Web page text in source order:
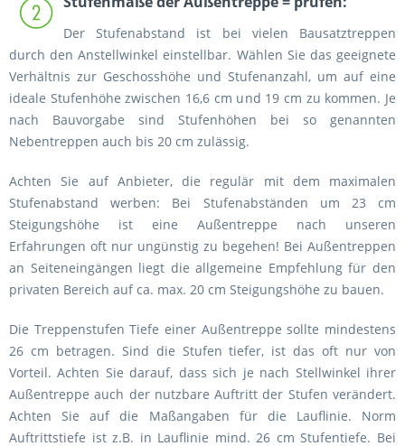
DerStufenabstand ist bei vielen Bausatztreppen
durch den Anstellwinkel einstellbar. Wählen Sie das geeignete
Verhältnis zur Geschosshöhe und Stufenanzahl, um auf eine
ideale Stufenhöhe zwischen 16,6 cm und 19 cm zu kommen. Je
nach Bauvorgabe sind Stufenhöhen bei so genannten
Nebentreppen auch bis 20 cm zulässig.
Achten Sie auf Anbieter, die regulär mit dem maximalen
Stufenabstand werben: Bei Stufenabständen um 23 cm
Steigungshöhe ist eine Außentreppe nach unseren
Erfahrungen oft nur ungünstig zu begehen! Bei Außentreppen
an Seiteneingängen liegt die allgemeine Empfehlung für den
privaten Bereich auf ca. max. 20 cm Steigungshöhe zu bauen.
Die Treppenstufen Tiefe einer Außentreppe sollte mindestens
26 cm betragen. Sind die Stufen tiefer, ist das oft nur von
Vorteil. Achten Sie darauf, dass sich je nach Stellwinkel ihrer
Außentreppe auch der nutzbare Auftritt der Stufen verändert.
Achten Sie auf die Maßangaben für die Lauflinie. Norm
Auftrittstiefe ist z.B. in Lauflinie mind. 26 cm Stufentiefe. Bei